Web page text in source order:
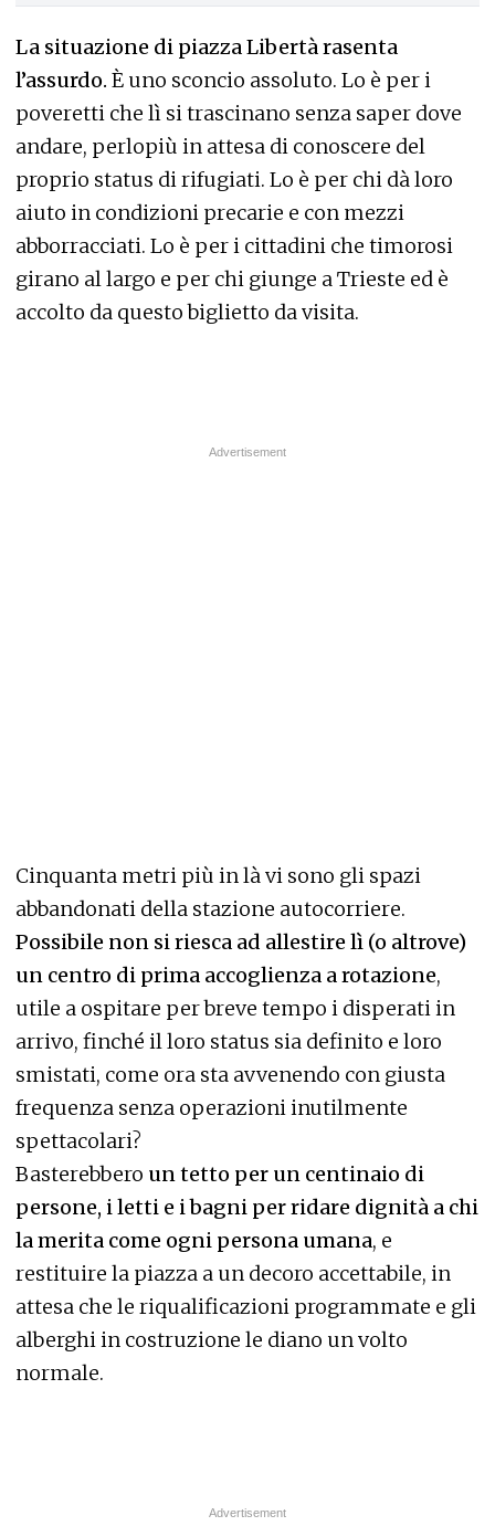
La situazione di piazza Libertà rasenta
l’assurdo. È uno sconcio assoluto. Lo è per i
poveretti che lì si trascinano senza saper dove
andare, perlopiù in attesa di conoscere del
proprio status di rifugiati. Lo è per chi dà loro
aiuto in condizioni precarie e con mezzi
abborracciati. Lo è per i cittadini che timorosi
girano al largo e per chi giunge a Trieste ed è
accolto da questo biglietto da visita.
Cinquanta metri più in là vi sono gli spazi
abbandonati della stazione autocorriere.
Possibile non si riesca ad allestire lì (o altrove)
un centro di prima accoglienza a rotazione,
utile a ospitare per breve tempo i disperati in
arrivo, finché il loro status sia definito e loro
smistati, come ora sta avvenendo con giusta
frequenza senza operazioni inutilmente
spettacolari?
Basterebbero un tetto per un centinaio di
persone, i letti e i bagni per ridare dignità a chi
la merita come ogni persona umana, e
restituire la piazza a un decoro accettabile, in
attesa che le riqualificazioni programmate e gli
alberghi in costruzione le diano un volto
normale.